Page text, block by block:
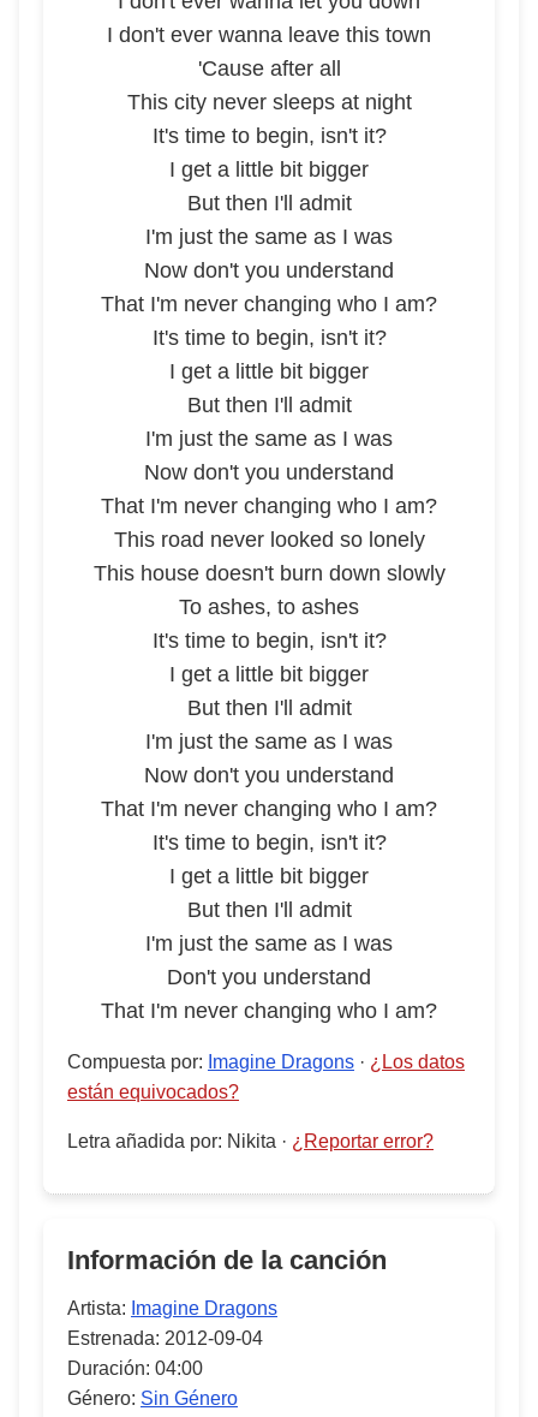
I don't ever wanna leave this town
'Cause after all
This city never sleeps at night
It's time to begin, isn't it?
I get a little bit bigger
But then I'll admit
I'm just the same as I was
Now don't you understand
That I'm never changing who I am?
It's time to begin, isn't it?
I get a little bit bigger
But then I'll admit
I'm just the same as I was
Now don't you understand
That I'm never changing who I am?
This road never looked so lonely
This house doesn't burn down slowly
To ashes, to ashes
It's time to begin, isn't it?
I get a little bit bigger
But then I'll admit
I'm just the same as I was
Now don't you understand
That I'm never changing who I am?
It's time to begin, isn't it?
I get a little bit bigger
But then I'll admit
I'm just the same as I was
Don't you understand
That I'm never changing who I am?
Compuesta por: Imagine Dragons · ¿Los datos
están equivocados?
Letra añadida por: Nikita · ¿Reportar error?
Información de la canción
Artista: Imagine Dragons
Estrenada: 2012-09-04
Duración: 04:00
Género: Sin Género